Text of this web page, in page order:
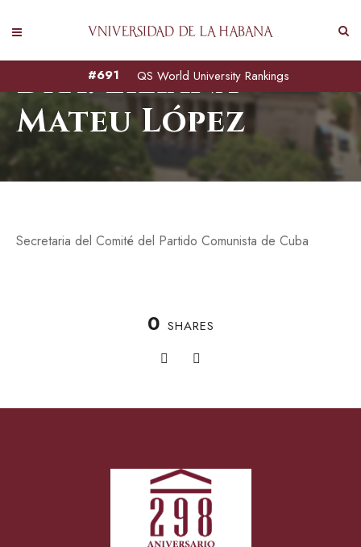
QS World University Rankings
#691
Dra. Liliana
Mateu López
Secretaria del Comité del Partido Comunista de Cuba
0 SHARES